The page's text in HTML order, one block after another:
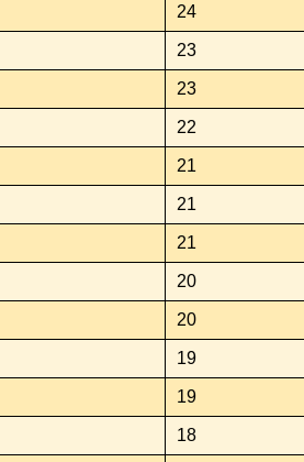
24
23
23
22
21
21
21
20
20
19
19
18